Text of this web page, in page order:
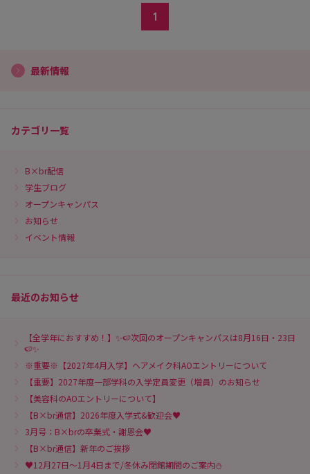
1
最新情報
カテゴリ一覧
B×br配信
学生ブログ
オープンキャンパス
お知らせ
イベント情報
最近のお知らせ
【全学年におすすめ！】✨🍉次回のオープンキャンパスは8月16日・23日
🍉✨
※重要※【2027年4月入学】ヘアメイク科AOエントリーについて
【重要】2027年度一部学科の入学定員変更（増員）のお知らせ
【美容科のAOエントリーについて】
【B×br通信】2026年度入学式&歓迎会♥
3月号：B×brの卒業式・謝恩会♥
【B×br通信】新年のご挨拶
♥12月27日～1月4日まで/冬休み閉館期間のご案内⛄